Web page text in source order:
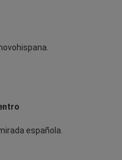
española.